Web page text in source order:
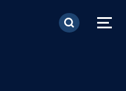
Przejdź do treści